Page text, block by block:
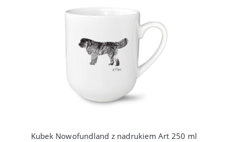
Kubek Nowofundland z nadrukiem Art 250 ml